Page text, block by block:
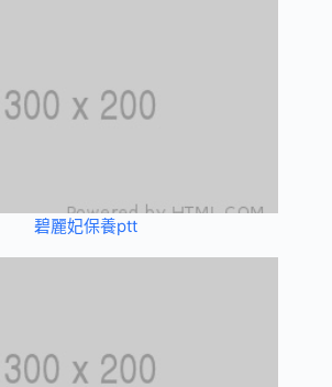
碧麗妃保養ptt